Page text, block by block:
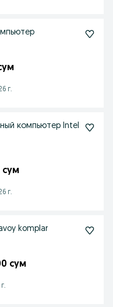
г.
компьютер Intel
сум
г.
komplar
сум